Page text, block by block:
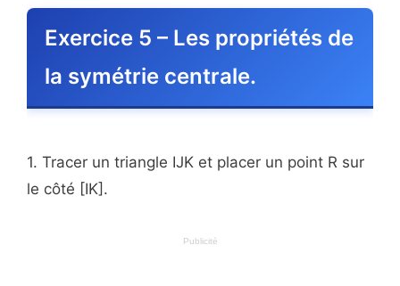
Exercice 5 – Les propriétés de
la symétrie centrale.
1. Tracer un triangle IJK et placer un point R sur
le côté [IK].
Publicité